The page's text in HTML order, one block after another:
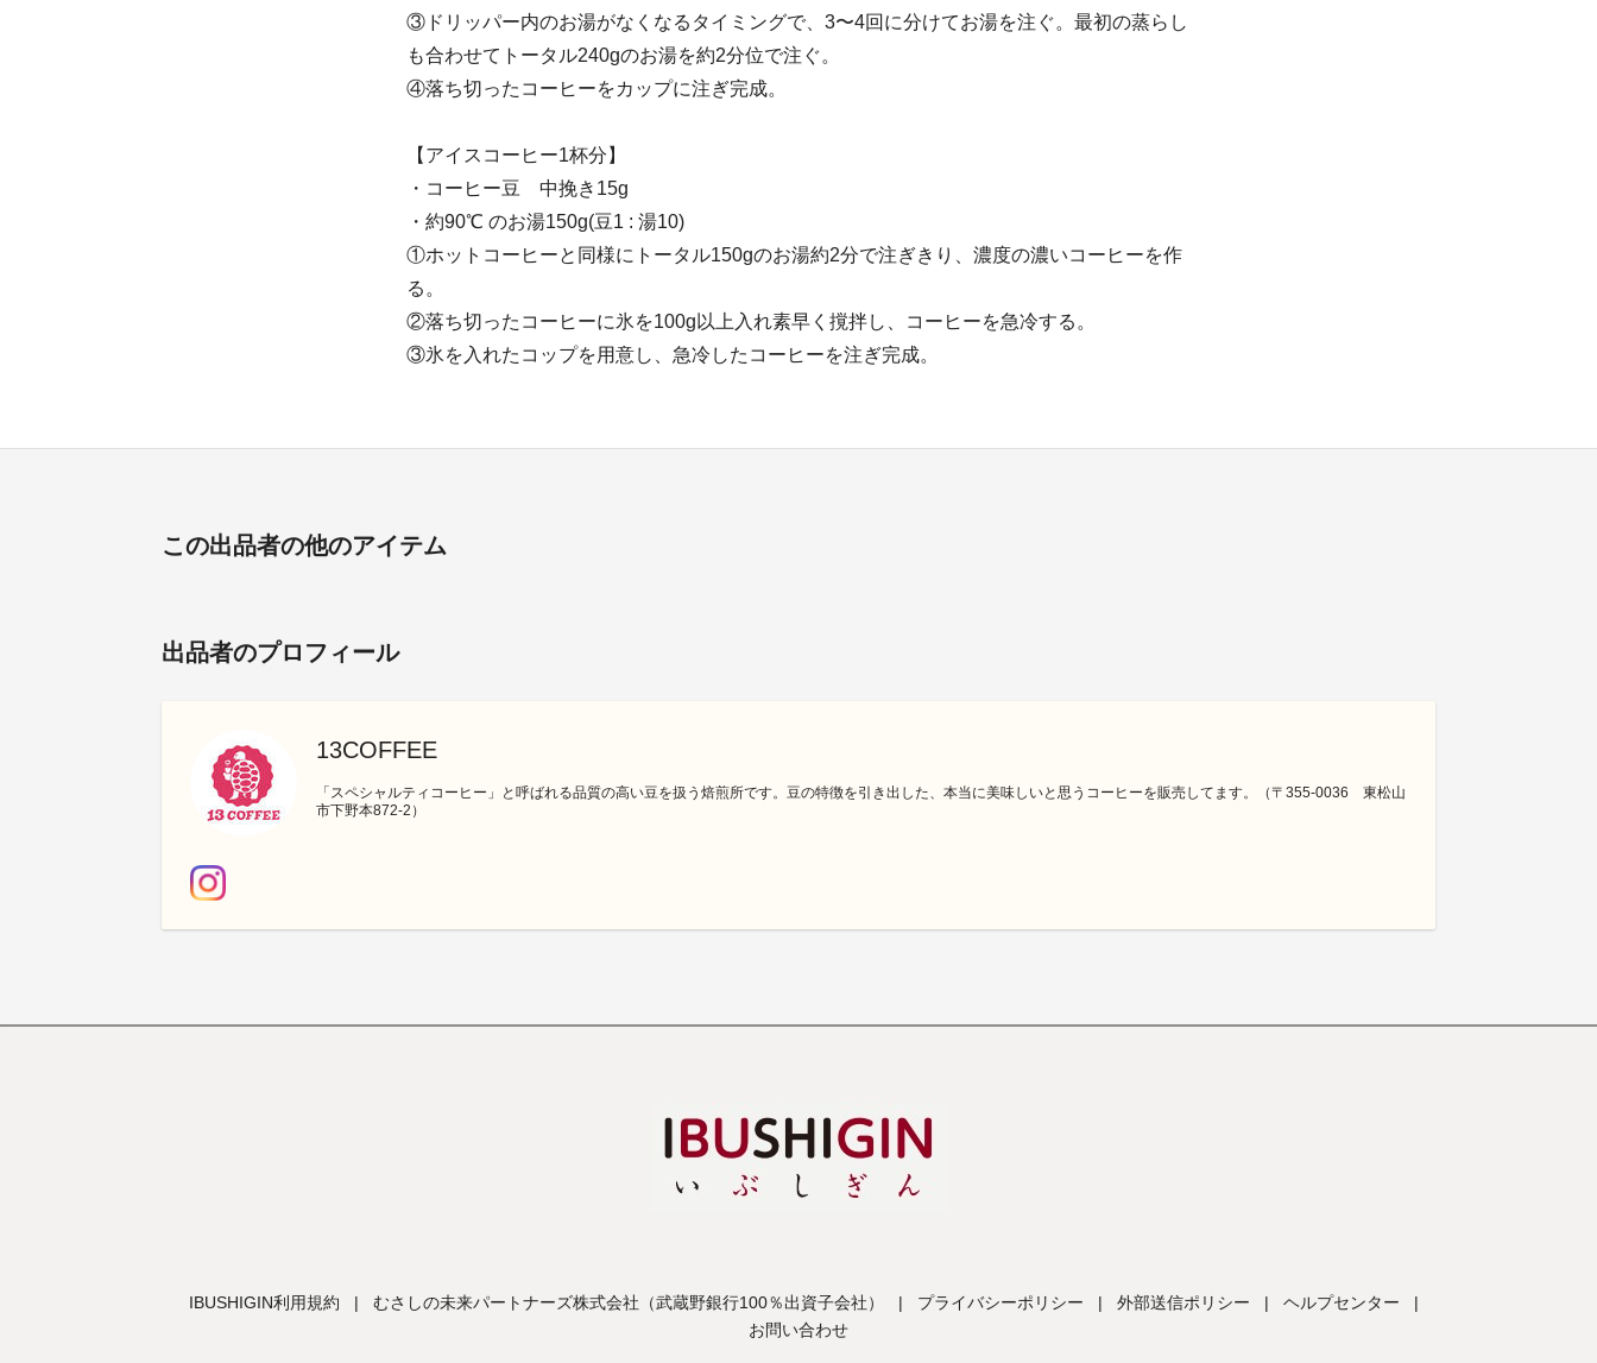
③ドリッパー内のお湯がなくなるタイミングで、3〜4回に分けてお湯を注ぐ。最初の蒸らし
も合わせてトータル240gのお湯を約2分位で注ぐ。
④落ち切ったコーヒーをカップに注ぎ完成。
【アイスコーヒー1杯分】
・コーヒー豆 中挽き15g
・約90℃ のお湯150g(豆1 : 湯10)
①ホットコーヒーと同様にトータル150gのお湯約2分で注ぎきり、濃度の濃いコーヒーを作
る。
②落ち切ったコーヒーに氷を100g以上入れ素早く撹拌し、コーヒーを急冷する。
③氷を入れたコップを用意し、急冷したコーヒーを注ぎ完成。
この出品者の他のアイテム
出品者のプロフィール
13COFFEE
「スペシャルティコーヒー」と呼ばれる品質の高い豆を扱う焙煎所です。豆の特徴を引き出した、本当に美味しいと思うコーヒーを販売してます。（〒355-0036 東松山
市下野本872-2）
IBUSHIGIN利用規約 | むさしの未来パートナーズ株式会社（武蔵野銀行100％出資子会社） | プライバシーポリシー | 外部送信ポリシー | ヘルプセンター
|
お問い合わせ